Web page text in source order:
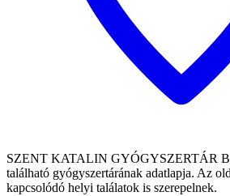
SZENT KATALIN GYÓGYSZERTÁR
található gyógyszertárának adatlapja. Az
kapcsolódó helyi találatok is szerepelnek.